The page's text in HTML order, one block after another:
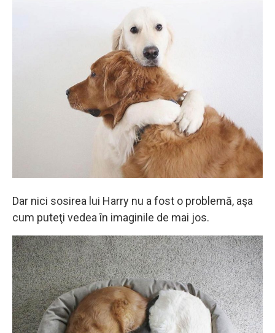
Dar nici sosirea lui Harry nu a fost o problemă, aşa
cum puteţi vedea în imaginile de mai jos.